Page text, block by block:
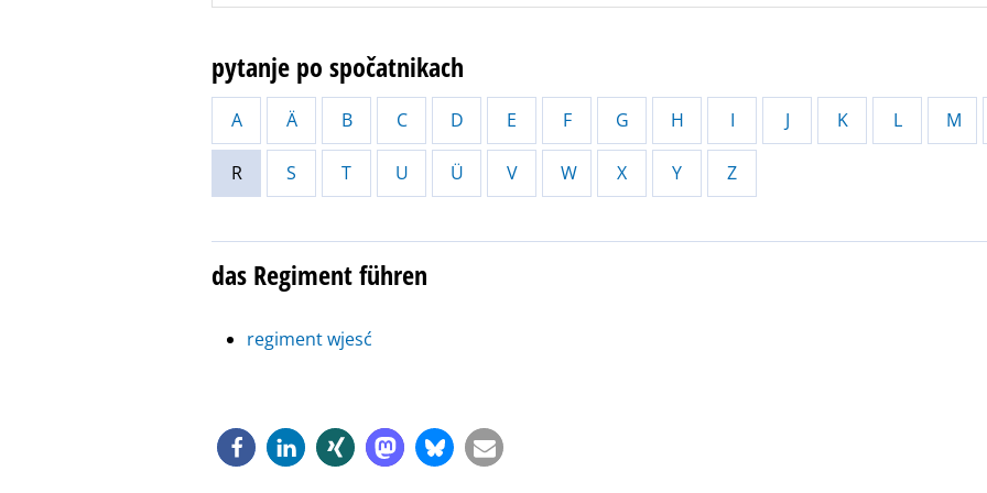
pytanje po spočatnikach
A Ä B C D E F G H I J K L M
R S T U Ü V W X Y Z
das Regiment führen
regiment wjesć